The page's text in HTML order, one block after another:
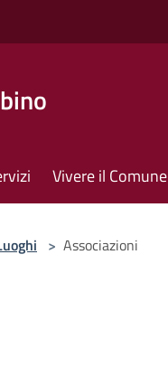
Vivere il Comune
> Associazioni